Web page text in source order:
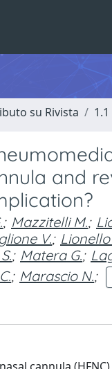
su Rivista
and
; Mazzitelli M.;
V.; Lionello
; Matera G.;
; Marascio N.;